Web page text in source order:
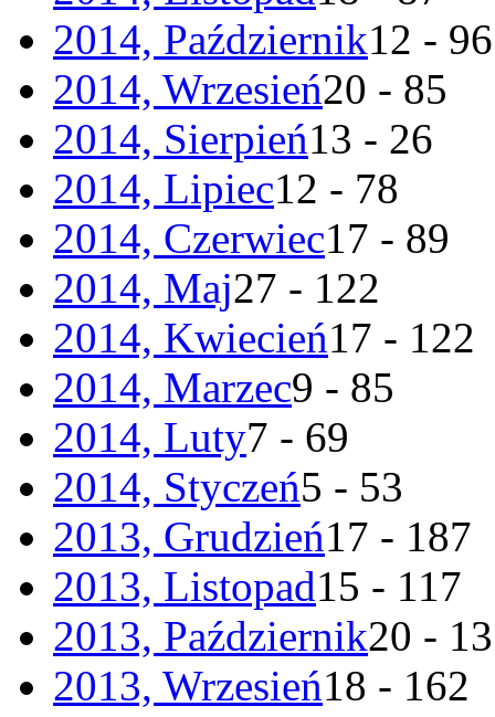
2014, Październik12 - 96
2014, Wrzesień20 - 85
2014, Sierpień13 - 26
2014, Lipiec12 - 78
2014, Czerwiec17 - 89
2014, Maj27 - 122
2014, Kwiecień17 - 122
2014, Marzec9 - 85
2014, Luty7 - 69
2014, Styczeń5 - 53
2013, Grudzień17 - 187
2013, Listopad15 - 117
2013, Październik20 -
2013, Wrzesień18 - 162